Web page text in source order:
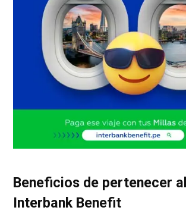
Beneficios de pertenecer
Interbank Benefit